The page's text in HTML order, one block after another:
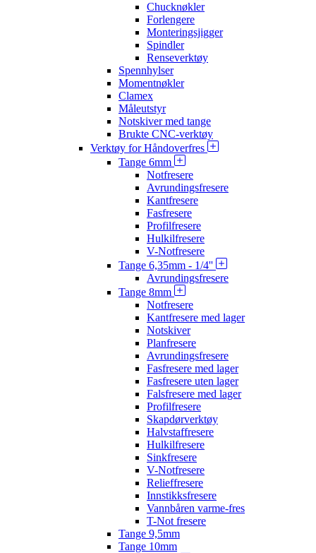
Chucknøkler
Forlengere
Monteringsjigger
Spindler
Renseverktøy
Spennhylser
Momentnøkler
Clamex
Måleutstyr
Notskiver med tange
Brukte CNC-verktøy
Verktøy for Håndoverfres
Tange 6mm
Notfresere
Avrundingsfresere
Kantfresere
Fasfresere
Profilfresere
Hulkilfresere
V-Notfresere
Tange 6,35mm - 1/4''
Avrundingsfresere
Tange 8mm
Notfresere
Kantfresere med lager
Notskiver
Planfresere
Avrundingsfresere
Fasfresere med lager
Fasfresere uten lager
Falsfresere med lager
Profilfresere
Skapdørverktøy
Halvstaffresere
Hulkilfresere
Sinkfresere
V-Notfresere
Relieffresere
Innstikksfresere
Vannbåren varme-fres
T-Not fresere
Tange 9,5mm
Tange 10mm